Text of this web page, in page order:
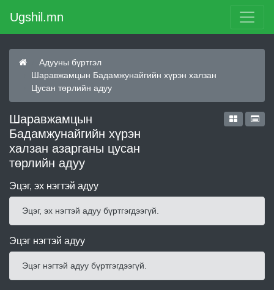
Ugshil.mn
Адууны бүртгэл
Шаравжамцын Бадамжунайгийн хүрэн халзан
Цусан төрлийн адуу
Шаравжамцын
Бадамжунайгийн хүрэн
халзан азарганы цусан
төрлийн адуу
Эцэг, эх нэгтэй адуу
Эцэг, эх нэгтэй адуу бүртгэгдээгүй.
Эцэг нэгтэй адуу
Эцэг нэгтэй адуу бүртгэгдээгүй.